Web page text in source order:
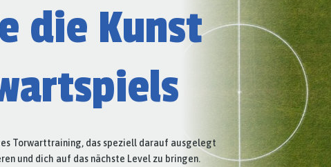
die Kunst
Torwarttraining, das speziell darauf ausgelegt
und dich auf das nächste Level zu bringen.